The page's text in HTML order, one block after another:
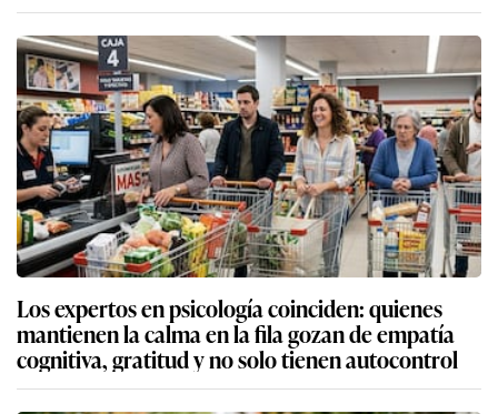
Los expertos en psicología coinciden: quienes
mantienen la calma en la fila gozan de empatía
cognitiva, gratitud y no solo tienen autocontrol